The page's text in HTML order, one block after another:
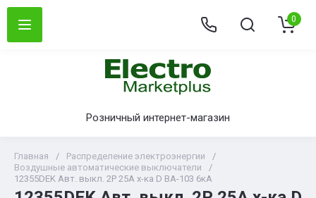
Розничный интернет-магазин
0
Главная / Распределение электроэнергии
/
Воздушные автоматические выключатели
/
12355DEK Авт. выкл. 2Р 25А х-ка D ВА-103 6кА